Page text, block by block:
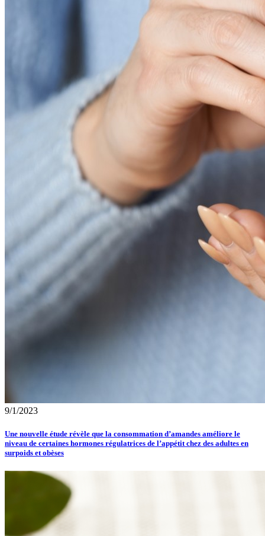
9/1/2023
Une nouvelle étude révèle que la consommation d’amandes améliore le
niveau de certaines hormones régulatrices de l’appétit chez des adultes en
surpoids et obèses